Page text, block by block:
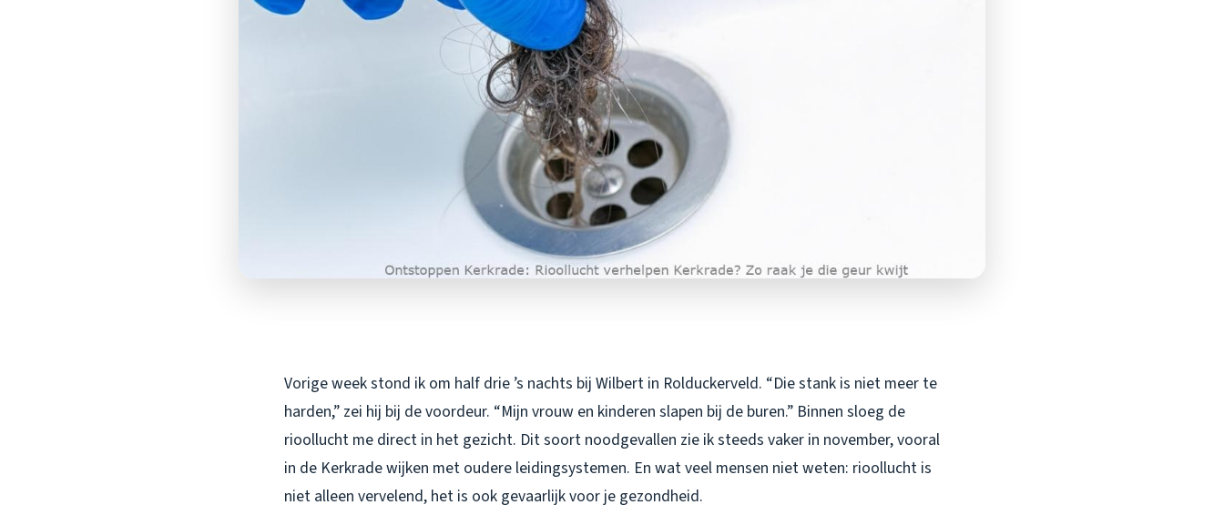
Vorige week stond ik om half drie ’s nachts bij Wilbert in Rolduckerveld. “Die stank is niet meer te
harden,” zei hij bij de voordeur. “Mijn vrouw en kinderen slapen bij de buren.” Binnen sloeg de
rioollucht me direct in het gezicht. Dit soort noodgevallen zie ik steeds vaker in november, vooral
in de Kerkrade wijken met oudere leidingsystemen. En wat veel mensen niet weten: rioollucht is
niet alleen vervelend, het is ook gevaarlijk voor je gezondheid.